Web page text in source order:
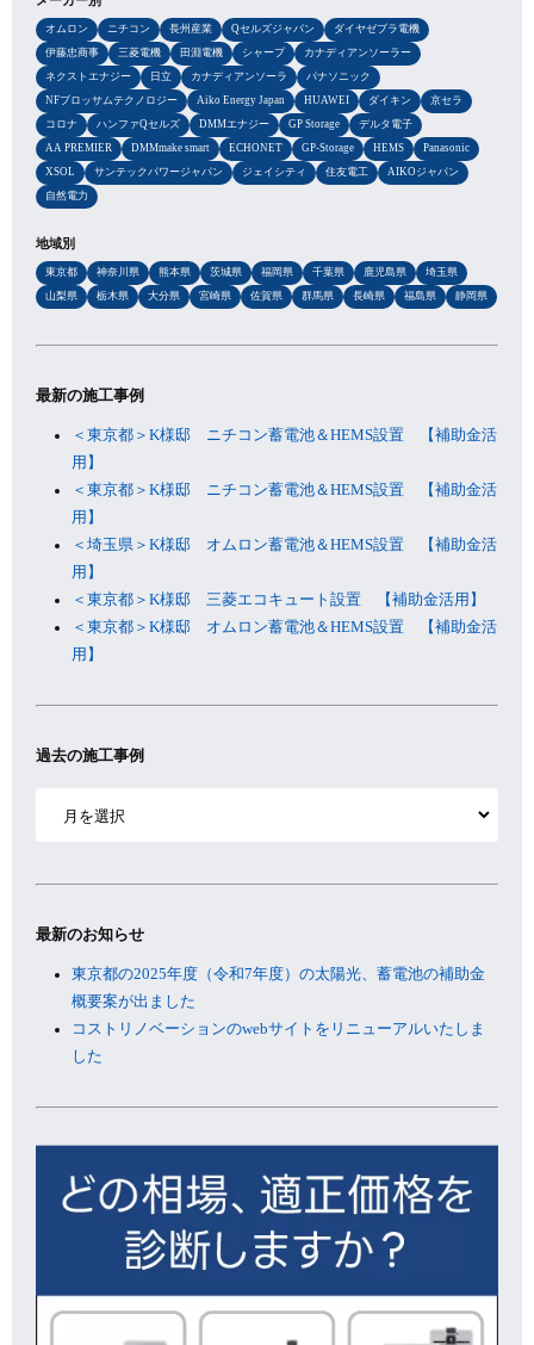
オムロン ニチコン 長州産業 Qセルズジャパン
ダイヤゼブラ電機
伊藤忠商事
三菱電機 田淵電機 シャープ
カナディアンソーラー
ネクストエナジー
日立 カナディアンソーラ
パナソニック
NFブロッサムテクノロジー
Aiko Energy Japan HUAWEI ダイキン
京セラ
コロナ
ハンファQセルズ DMMエナジー GP Storage
デルタ電子
AA PREMIER
DMMmake smart ECHONET GP-Storage HEMS
Panasonic
XSOL
サンテックパワージャパン ジェイシティ 住友電工
AIKOジャパン
自然電力
地域別
東京都 神奈川県 熊本県 茨城県 福岡県 千葉県 鹿児島県
埼玉県
山梨県
栃木県 大分県 宮崎県 佐賀県 群馬県 長崎県 福島県 静岡県
最新の施工事例
＜東京都＞K様邸 ニチコン蓄電池＆HEMS設置 【補助金活
用】
＜東京都＞K様邸 ニチコン蓄電池＆HEMS設置 【補助金活
用】
＜埼玉県＞K様邸 オムロン蓄電池＆HEMS設置 【補助金活
用】
＜東京都＞K様邸 三菱エコキュート設置 【補助金活用】
＜東京都＞K様邸 オムロン蓄電池＆HEMS設置 【補助金活
用】
過去の施工事例
最新のお知らせ
東京都の2025年度（令和7年度）の太陽光、蓄電池の補助金
概要案が出ました
コストリノベーションのwebサイトをリニューアルいたしま
した